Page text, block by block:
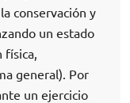
conservación y
un estado
física,
general). Por
un ejercicio